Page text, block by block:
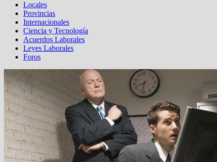
Locales
Provincias
Internacionales
Ciencia y Tecnología
Acuerdos Laborales
Leyes Laborales
Foros